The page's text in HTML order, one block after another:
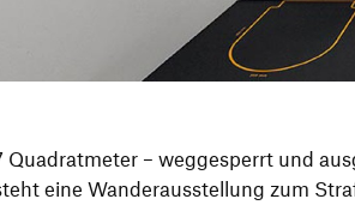
Quadratmeter – weggesperrt und
eine Wanderausstellung zum